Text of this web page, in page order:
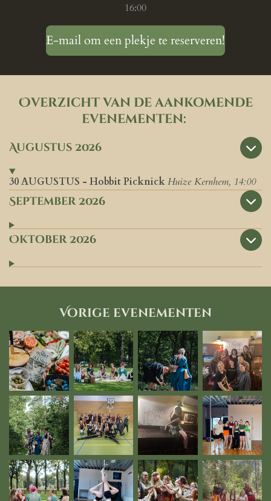
16:00
E-mail om een plekje te reserveren!
Overzicht van de aankomende
evenementen:
Augustus 2026
30 AUGUSTUS - Hobbit PicknickHuize Kernhem, 14:00
September 2026
Oktober 2026
Vorige evenementen